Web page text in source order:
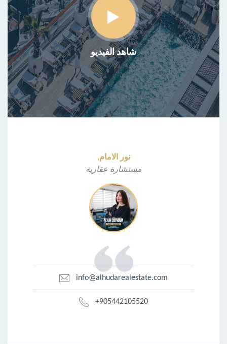
شاهد الفيديو
نور الامام,
مستشارة عقارية
info@alhudarealestate.com
+905442105520